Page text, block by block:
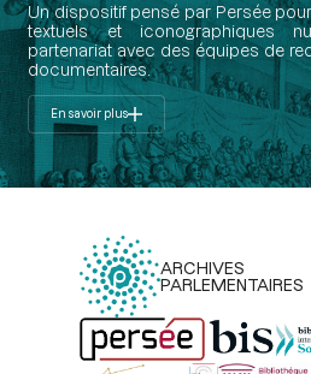
Un dispositif pensé par Persée
textuels et iconographiques
partenariat avec des équipes de
documentaires.
En savoir plus
ARCHIVES
PARLEMENTAIRES